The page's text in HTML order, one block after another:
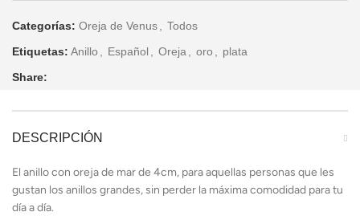
Categorías: Oreja de Venus
Todos
Etiquetas: Anillo Español Oreja oro
plata
Share:
DESCRIPCIÓN
El anillo con oreja de mar de 4cm, para aquellas personas que les
gustan los anillos grandes, sin perder la máxima comodidad para tu
día a día.